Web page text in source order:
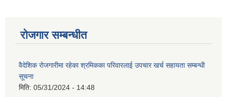
रोजगार सम्बन्धीत
वैदेशिक रोजगारीमा रहेका श्रमिकका परिवारलाई उपचार खर्च सहायता सम्बन्धी
सूचना
मिति: 05/31/2024 - 14:48